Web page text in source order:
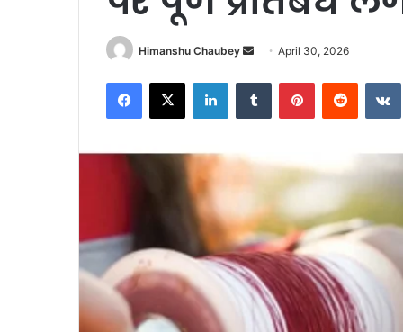
Himanshu Chaubey April 30, 2026